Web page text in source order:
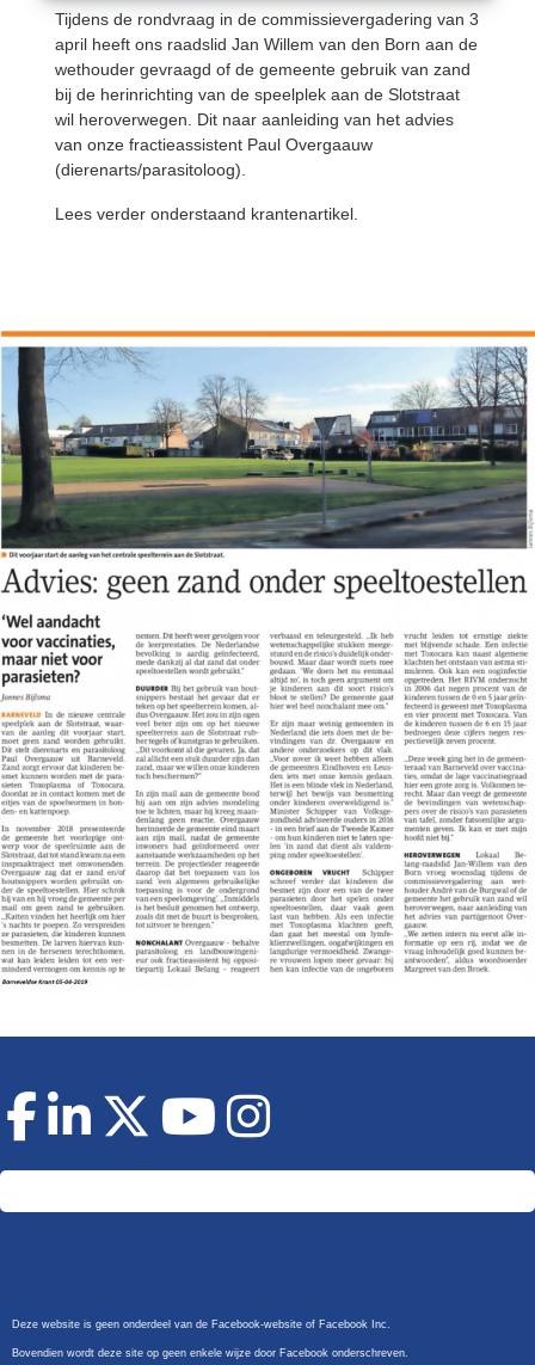
Tijdens de rondvraag in de commissievergadering van 3
april heeft ons raadslid Jan Willem van den Born aan de
wethouder gevraagd of de gemeente gebruik van zand
bij de herinrichting van de speelplek aan de Slotstraat
wil heroverwegen. Dit naar aanleiding van het advies
van onze fractieassistent Paul Overgaauw
(dierenarts/parasitoloog).
Lees verder onderstaand krantenartikel.
Deze website is geen onderdeel van de Facebook-website of Facebook Inc.
Bovendien wordt deze site op geen enkele wijze door Facebook onderschreven.